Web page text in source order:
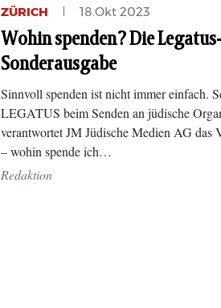
ZÜRICH 18.Okt 2023
Wohin spenden? Die
Sonderausgabe
Sinnvoll spenden ist nicht immer einfach.
LEGATUS beim Senden an jüdische
verantwortet JM Jüdische Medien AG das
– wohin spende ich…
Redaktion